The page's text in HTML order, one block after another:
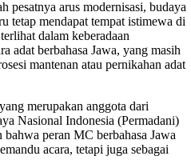
arus modernisasi, budaya
tetap mendapat tempat istimewa di
dalam keberadaan
adat berbahasa Jawa, yang masih
mantenan atau pernikahan adat
merupakan anggota dari
Nasional Indonesia (Permadani)
peran MC berbahasa Jawa
acara, tetapi juga sebagai